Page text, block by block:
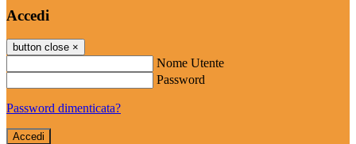
Accedi
button close ×
Nome Utente
Password
Password dimenticata?